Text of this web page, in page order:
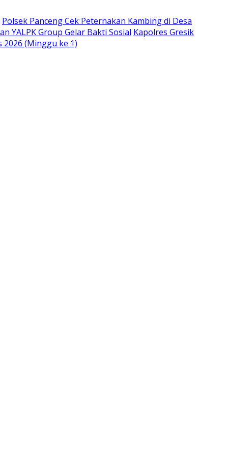
Polsek Panceng Cek Peternakan Kambing di Desa
YALPK Group Gelar Bakti Sosial Kapolres Gresik
2026 (Minggu ke 1)